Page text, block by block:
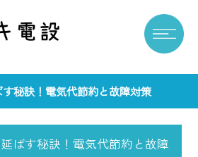
秘訣！電気代節約と故障対策
ばす秘訣！電気代節約と故障